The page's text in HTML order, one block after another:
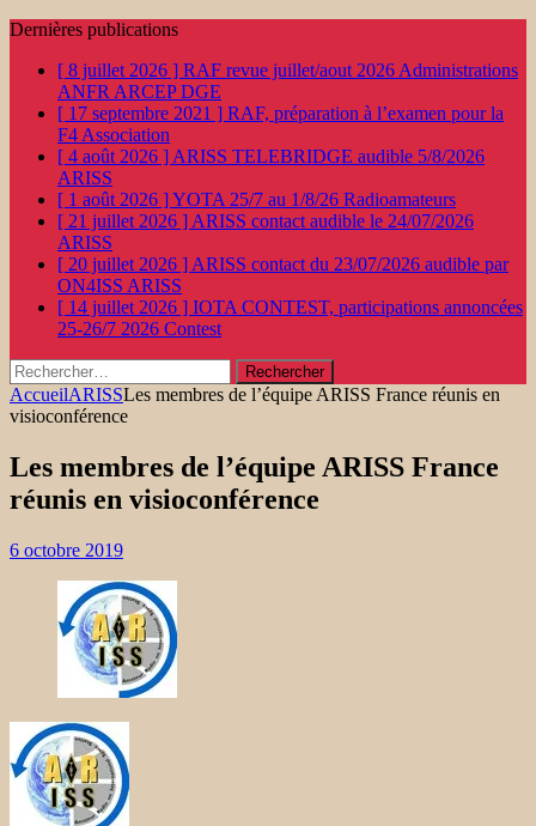
Dernières publications
[ 8 juillet 2026 ] RAF revue juillet/aout 2026 Administrations
ANFR ARCEP DGE
[ 17 septembre 2021 ] RAF, préparation à l’examen pour la
F4 Association
[ 4 août 2026 ] ARISS TELEBRIDGE audible 5/8/2026
ARISS
[ 1 août 2026 ]YOTA 25/7 au 1/8/26 Radioamateurs
[ 21 juillet 2026 ] ARISS contact audible le 24/07/2026
ARISS
[ 20 juillet 2026 ] ARISS contact du 23/07/2026 audible par
ON4ISS ARISS
[ 14 juillet 2026 ] IOTA CONTEST, participations annoncées
25-26/7 2026 Contest
Rechercher :
AccueilARISSLes membres de l’équipe ARISS France réunis en
visioconférence
Les membres de l’équipe ARISS France
réunis en visioconférence
6 octobre 2019